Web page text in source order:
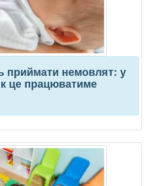
приймати немовлят: у
це працюватиме